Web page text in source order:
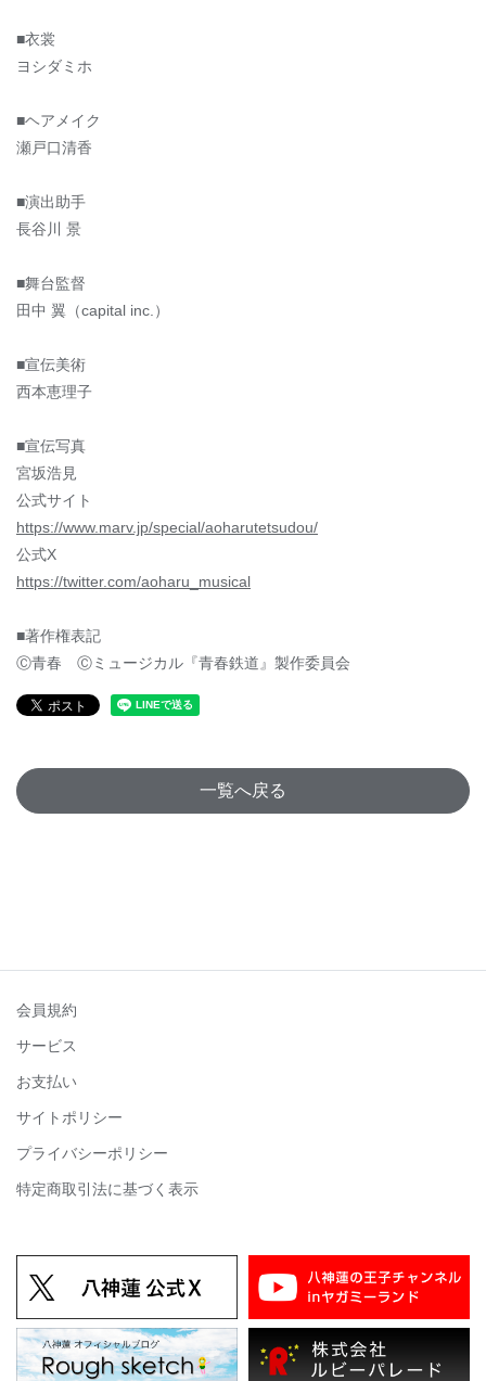
■衣裳
ヨシダミホ
■ヘアメイク
瀬戸口清香
■演出助手
長谷川 景
■舞台監督
田中 翼（capital inc.）
■宣伝美術
西本恵理子
■宣伝写真
宮坂浩見
公式サイト
https://www.marv.jp/special/aoharutetsudou/
公式X
https://twitter.com/aoharu_musical
■著作権表記
Ⓒ青春 Ⓒミュージカル『青春鉄道』製作委員会
一覧へ戻る
会員規約
サービス
お支払い
サイトポリシー
プライバシーポリシー
特定商取引法に基づく表示